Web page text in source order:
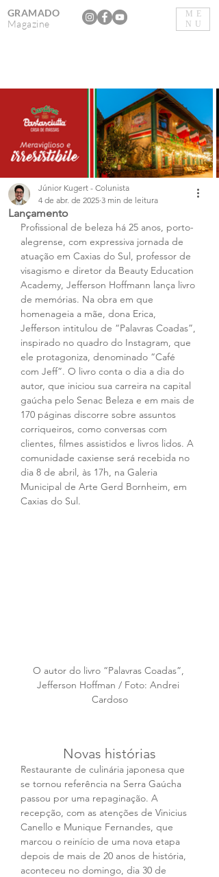
ME
NU
GRAMADO
Magazine
Lançamento
Júnior Kugert - Colunista
4 de abr. de 2025 3 min de leitura
Profissional de beleza há 25 anos, porto-
alegrense, com expressiva jornada de
atuação em Caxias do Sul, professor de
visagismo e diretor da Beauty Education
Academy, Jefferson Hoffmann lança livro
de memórias. Na obra em que
homenageia a mãe, dona Erica,
Jefferson intitulou de “Palavras Coadas”,
inspirado no quadro do Instagram, que
ele protagoniza, denominado “Café
com Jeff”. O livro conta o dia a dia do
autor, que iniciou sua carreira na capital
gaúcha pelo Senac Beleza e em mais de
170 páginas discorre sobre assuntos
corriqueiros, como conversas com
clientes, filmes assistidos e livros lidos. A
comunidade caxiense será recebida no
dia 8 de abril, às 17h, na Galeria
Municipal de Arte Gerd Bornheim, em
Caxias do Sul.
O autor do livro “Palavras Coadas”,
Jefferson Hoffman / Foto: Andrei
Cardoso
Novas histórias
Restaurante de culinária japonesa que
se tornou referência na Serra Gaúcha
passou por uma repaginação. A
recepção, com as atenções de Vinicius
Canello e Munique Fernandes, que
marcou o reinício de uma nova etapa
depois de mais de 20 anos de história,
aconteceu no domingo, dia 30 de